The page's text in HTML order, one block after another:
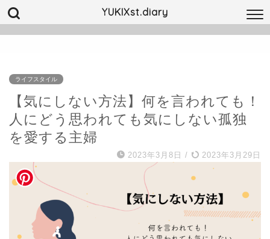
YUKIXst.diary
ライフスタイル
【気にしない方法】何を言われても！
人にどう思われても気にしない孤独
を愛する主婦
2023年3月8日 / 2023年3月29日